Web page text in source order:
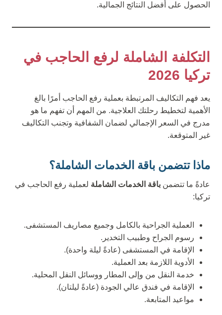
الحصول على أفضل النتائج الجمالية.
التكلفة الشاملة لرفع الحاجب في
تركيا 2026
يعد فهم التكاليف المرتبطة بعملية رفع الحاجب أمرًا بالغ
الأهمية لتخطيط رحلتك العلاجية. من المهم أن تفهم ما هو
مدرج في السعر الإجمالي لضمان الشفافية وتجنب التكاليف
غير المتوقعة.
ماذا تتضمن باقة الخدمات الشاملة؟
عادةً ما تتضمن باقة الخدمات الشاملة لعملية رفع الحاجب في
تركيا:
العملية الجراحية بالكامل وجميع مصاريف المستشفى.
رسوم الجراح وطبيب التخدير.
الإقامة في المستشفى (عادةً ليلة واحدة).
الأدوية اللازمة بعد العملية.
خدمة النقل من وإلى المطار ووسائل النقل المحلية.
الإقامة في فندق عالي الجودة (عادةً ليلتان).
مواعيد المتابعة.